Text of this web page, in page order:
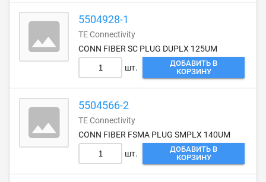
5504928-1
TE Connectivity
CONN FIBER SC PLUG DUPLX 125UM
шт.
ДОБАВИТЬ В
КОРЗИНУ
5504566-2
TE Connectivity
CONN FIBER FSMA PLUG SMPLX 140UM
шт.
ДОБАВИТЬ В
КОРЗИНУ